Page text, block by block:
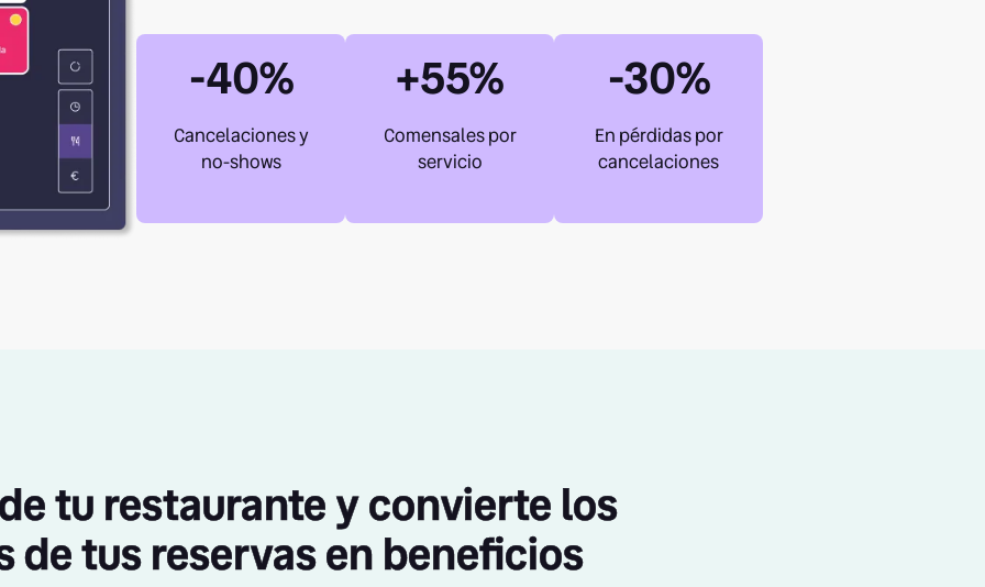
-40%
Cancelaciones y
no-shows
+55%
Comensales por
servicio
-30%
En pérdidas por
cancelaciones
tu restaurante y convierte los
de tus reservas en beneficios